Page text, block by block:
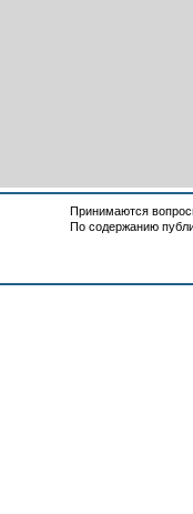
Принимаются
По содержанию